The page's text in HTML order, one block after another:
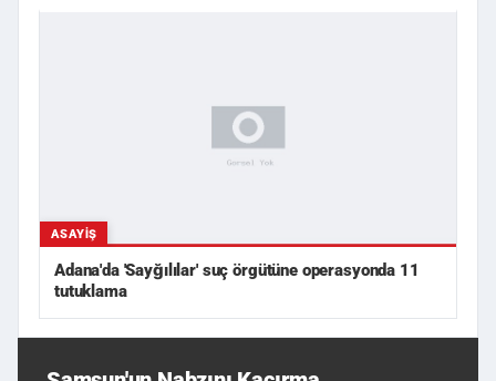
ASAYIŞ
Adana'da 'Sayğılılar' suç örgütüne operasyonda 11
tutuklama